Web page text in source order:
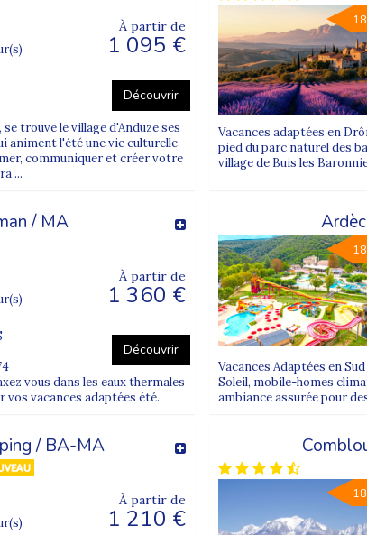
:
organisées,
et établissements.
le plus adapté et sécuriser chaque projet de vacances.
?
mental ou psychique, disposant d’un niveau d’autonomie
est éducatif et social, assuré par des
des équipes expérimentées et des partenaires fiables.
d’autonomie, des envies et du rythme du vacancier.
?
À partir de
1 095 €
Découvrir
trouve le village d'Anduze ses
l'été une vie culturelle
communiquer et créer votre
...
Vacances adaptées en
pied du parc naturel des
village de Buis les
/ MA
À partir de
1 360 €
Découvrir
vous dans les eaux thermales
vacances adaptées été.
Vacances Adaptées en
Soleil, mobile-homes
ambiance assurée pour
/ BA-MA
À partir de
1 210 €